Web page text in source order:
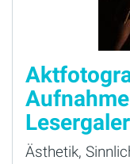
Ästhetik,